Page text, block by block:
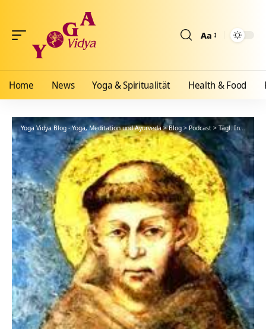
Aa
Home News Yoga & Spiritualität Health & Food
Yoga Vidya Blog - Yoga, Meditation und Ayurveda>Blog > Podcast > Tägl. Inspiration